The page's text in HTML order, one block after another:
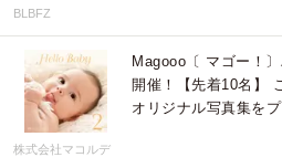
BLBFZ
Magooo〔 マゴー！
開催！【先着10名】
オリジナル写真集をプ
株式会社マコルデ